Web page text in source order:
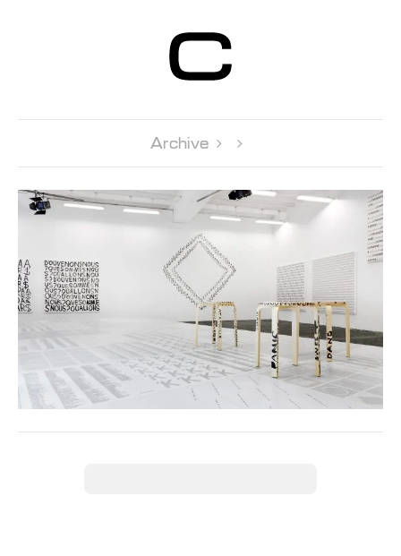
Contemporain
Genève
Archive  